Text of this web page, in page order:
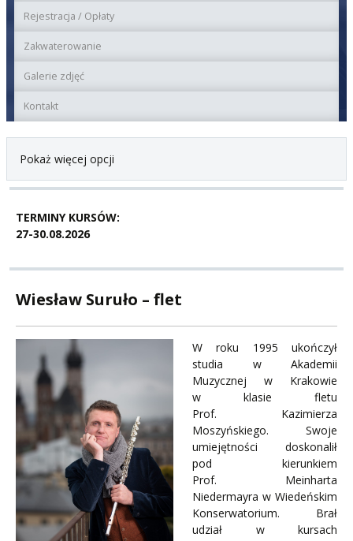
Rejestracja / Opłaty
Zakwaterowanie
Galerie zdjęć
Kontakt
Pokaż więcej opcji
TERMINY KURSÓW:
27-30.08.2026
Wiesław Suruło – flet
W roku 1995 ukończył
studia w Akademii
Muzycznej w Krakowie
w klasie fletu
Prof. Kazimierza
Moszyńskiego. Swoje
umiejętności doskonalił
pod kierunkiem
Prof. Meinharta
Niedermayra w Wiedeńskim
Konserwatorium. Brał
udział w kursach